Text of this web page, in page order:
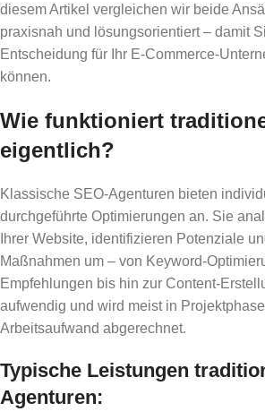
diesem Artikel vergleichen wir beide
praxisnah und lösungsorientiert – damit
Entscheidung für Ihr E-Commerce-
können.
Wie funktioniert
eigentlich?
Klassische SEO-Agenturen bieten
durchgeführte Optimierungen an. Sie
Ihrer Website, identifizieren Potenziale
Maßnahmen um – von Keyword-
Empfehlungen bis hin zur Content-
aufwendig und wird meist in
Arbeitsaufwand abgerechnet.
Typische Leistungen
Agenturen: